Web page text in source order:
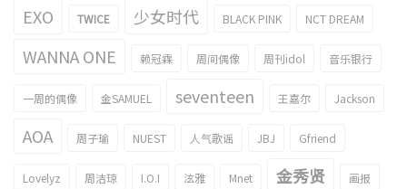
EXO TWICE 少女时代 BLACK PINK NCT DREAM
WANNA ONE 赖冠霖 周间偶像 周刊idol 音乐银行
一周的偶像 金SAMUEL seventeen 王嘉尔 Jackson
AOA 周子瑜 NUEST 人气歌谣 JBJ Gfriend
Lovelyz 周洁琼 I.O.I 泫雅 Mnet 金秀贤 画报